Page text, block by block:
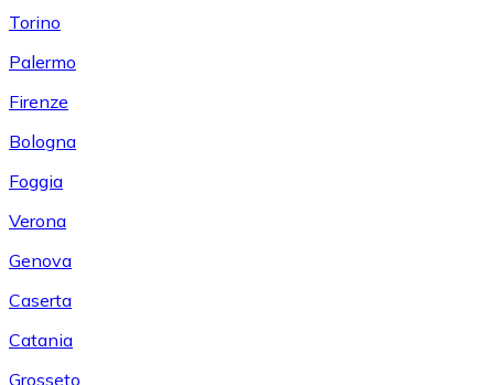
Torino
Palermo
Firenze
Bologna
Foggia
Verona
Genova
Caserta
Catania
Grosseto